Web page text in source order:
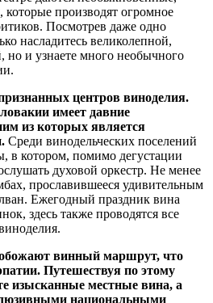
которые производят огромное
Посмотрев даже одно
насладитесь великолепной,
но и узнаете много необычного
центров виноделия.
имеет давние
из которых является
Среди винодельческих поселений
в котором, помимо дегустации
духовой оркестр. Не менее
прославившееся удивительным
Ежегодный праздник вина
здесь также проводятся все
винный маршрут, что
Путешествуя по этому
изысканные местные вина, а
национальными